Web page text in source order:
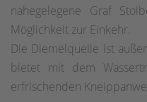
nahegelegene Graf
Möglichkeit zur Einkehr.
Die Diemelquelle ist
bietet mit dem
erfrischenden